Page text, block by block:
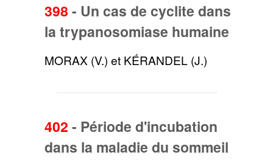
398 - Un cas de cyclite dans
la trypanosomiase humaine
MORAX (V.) et KÉRANDEL (J.)
402 - Période d'incubation
dans la maladie du sommeil